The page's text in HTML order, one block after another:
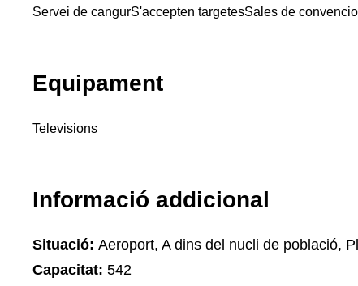
Servei de cangurS'accepten targetesSales de
Equipament
Televisions
Informació addicional
Situació: Aeroport, A dins del nucli de població,
Capacitat: 542